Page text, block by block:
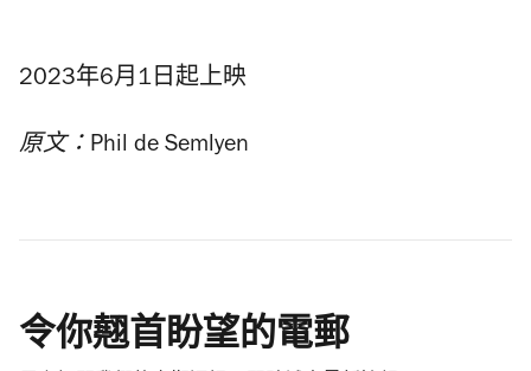
2023年6月 1日起上映
原文：Phil de Semlyen
令你翹首盼望的電郵